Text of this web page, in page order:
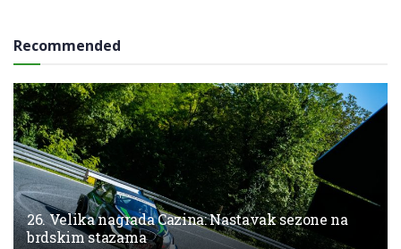
Recommended
26. Velika nagrada Cazina: Nastavak sezone na
brdskim stazama